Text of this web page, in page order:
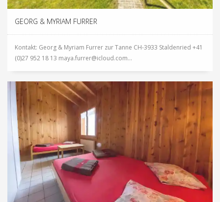
GEORG & MYRIAM FURRER
Kontakt: Georg & Myriam Furrer zur Tanne CH-3933 Staldenried +41
(0)27 952 18 13 maya.furrer@icloud.com...